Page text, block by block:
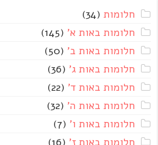
חלומות(34)
חלומות באות א' (145)
חלומות באות ב' (50)
חלומות באות ג' (36)
חלומות באות ד' (22)
חלומות באות ה' (32)
חלומות באות ו' (7)
חלומות באות ז' (16)